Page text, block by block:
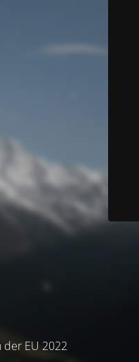
EU 2022